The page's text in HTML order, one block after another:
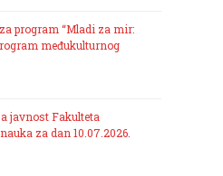
program “Mladi za mir:
međukulturnog
javnost Fakulteta
za dan 10.07.2026.